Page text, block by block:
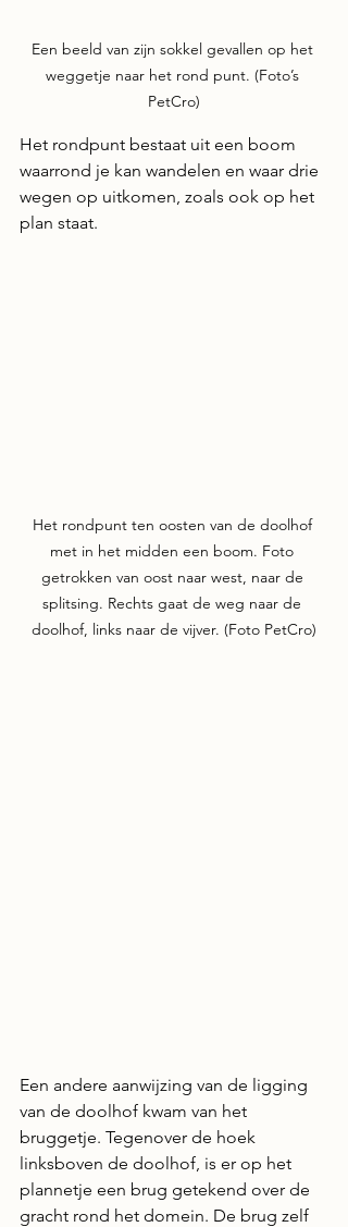
Een beeld van zijn sokkel gevallen op het
weggetje naar het rond punt. (Foto’s
PetCro)
Het rondpunt bestaat uit een boom
waarrond je kan wandelen en waar drie
wegen op uitkomen, zoals ook op het
plan staat.
Het rondpunt ten oosten van de doolhof
met in het midden een boom. Foto
getrokken van oost naar west, naar de
splitsing. Rechts gaat de weg naar de
doolhof, links naar de vijver. (Foto PetCro)
Een andere aanwijzing van de ligging
van de doolhof kwam van het
bruggetje. Tegenover de hoek
linksboven de doolhof, is er op het
plannetje een brug getekend over de
gracht rond het domein. De brug zelf